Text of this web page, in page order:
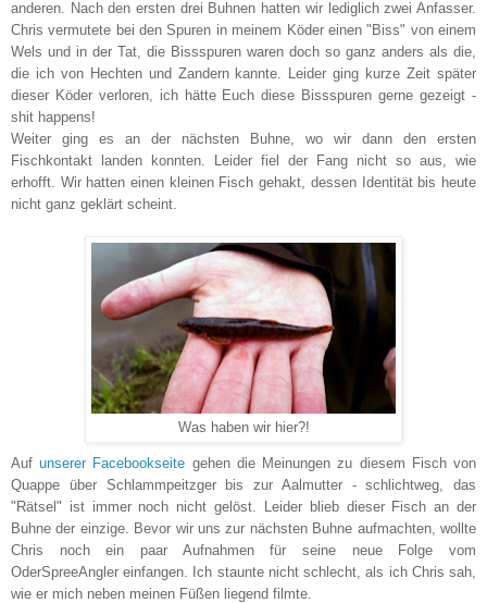
anderen. Nach den ersten drei Buhnen hatten wir lediglich zwei Anfasser.
Chris vermutete bei den Spuren in meinem Köder einen "Biss" von einem
Wels und in der Tat, die Bissspuren waren doch so ganz anders als die,
die ich von Hechten und Zandern kannte. Leider ging kurze Zeit später
dieser Köder verloren, ich hätte Euch diese Bissspuren gerne gezeigt -
shit happens!
Weiter ging es an der nächsten Buhne, wo wir dann den ersten
Fischkontakt landen konnten. Leider fiel der Fang nicht so aus, wie
erhofft. Wir hatten einen kleinen Fisch gehakt, dessen Identität bis heute
nicht ganz geklärt scheint.
Was haben wir hier?!
Aufunserer Facebookseite gehen die Meinungen zu diesem Fisch von
Quappe über Schlammpeitzger bis zur Aalmutter - schlichtweg, das
"Rätsel" ist immer noch nicht gelöst. Leider blieb dieser Fisch an der
Buhne der einzige. Bevor wir uns zur nächsten Buhne aufmachten, wollte
Chris noch ein paar Aufnahmen für seine neue Folge vom
OderSpreeAngler einfangen. Ich staunte nicht schlecht, als ich Chris sah,
wie er mich neben meinen Füßen liegend filmte.